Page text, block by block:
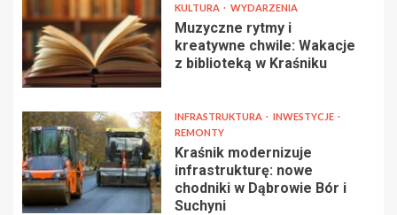
KULTURA WYDARZENIA
Muzyczne rytmy i
kreatywne chwile: Wakacje
z biblioteką w Kraśniku
INFRASTRUKTURA
INWESTYCJE
REMONTY
Kraśnik modernizuje
infrastrukturę: nowe
chodniki w Dąbrowie Bór i
Suchyni